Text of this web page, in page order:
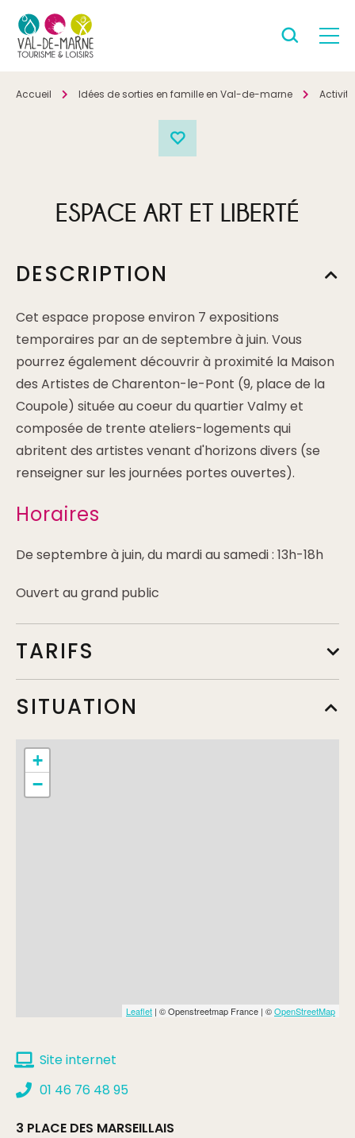
Accueil Idées de sorties en famille en Val-de-marne
ESPACE ART ET LIBERTÉ
DESCRIPTION
Cet espace propose environ 7 expositions
temporaires par an de septembre à juin. Vous
pourrez également découvrir à proximité la Maison
des Artistes de Charenton-le-Pont (9, place de la
Coupole) située au coeur du quartier Valmy et
composée de trente ateliers-logements qui
abritent des artistes venant d'horizons divers (se
renseigner sur les journées portes ouvertes).
Horaires
De septembre à juin, du mardi au samedi : 13h-18h
Ouvert au grand public
TARIFS
SITUATION
+
−
Leaflet | © Openstreetmap France | ©OpenStreetMap
Site internet
01 46 76 48 95
3 PLACE DES MARSEILLAIS